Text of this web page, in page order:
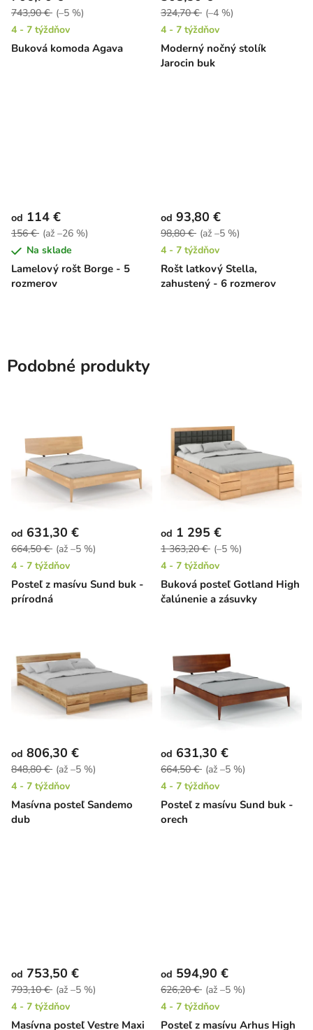
Buková komoda Agava
743,90 € (–5 %)
4 - 7 týždňov
Moderný nočný stolík
Jarocin buk
324,70 € (–4 %)
4 - 7 týždňov
Lamelový rošt Borge - 5
rozmerov
od 114 €
156 € (až –26 %)
Na sklade
Rošt latkový Stella,
zahustený - 6 rozmerov
od 93,80 €
98,80 € (až –5 %)
4 - 7 týždňov
Podobné produkty
Posteľ z masívu Sund buk -
prírodná
od 631,30 €
664,50 € (až –5 %)
4 - 7 týždňov
Buková posteľ Gotland High
čalúnenie a zásuvky
od 1 295 €
1 363,20 € (–5 %)
4 - 7 týždňov
Masívna posteľ Sandemo
dub
od 806,30 €
848,80 € (až –5 %)
4 - 7 týždňov
Posteľ z masívu Sund buk -
orech
od 631,30 €
664,50 € (až –5 %)
4 - 7 týždňov
Masívna posteľ Vestre Maxi
od 753,50 €
793,10 € (až –5 %)
4 - 7 týždňov
Posteľ z masívu Arhus High
od 594,90 €
626,20 € (až –5 %)
4 - 7 týždňov